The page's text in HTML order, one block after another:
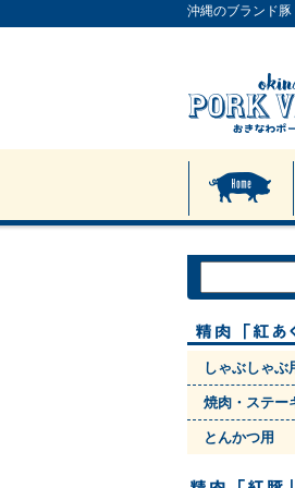
沖縄のブランド
しゃぶしゃぶ
焼肉・ステー
とんかつ用